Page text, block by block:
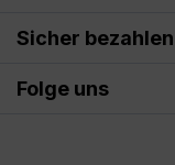
Sicher bezahlen
Folge uns